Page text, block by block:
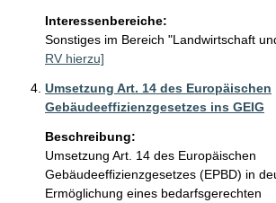
Interessenbereiche:
Sonstiges im Bereich "Landwirtschaft
RV hierzu]
Umsetzung Art. 14 des Europäischen
Gebäudeeffizienzgesetzes ins GEIG
Beschreibung:
Umsetzung Art. 14 des Europäischen
Gebäudeeffizienzgesetzes (EPBD) in
Ermöglichung eines bedarfsgerechten